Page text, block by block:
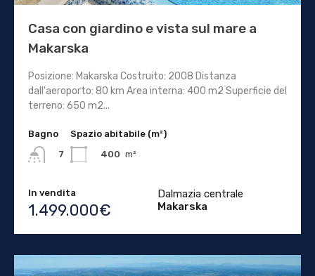
Casa con giardino e vista sul mare a
Makarska
Posizione: Makarska Costruito: 2008 Distanza
dall'aeroporto: 80 km Area interna: 400 m2 Superficie del
terreno: 650 m2...
Bagno
7
Spazio abitabile (m²)
400 m²
In vendita
1.499.000€
Dalmazia centrale
Makarska